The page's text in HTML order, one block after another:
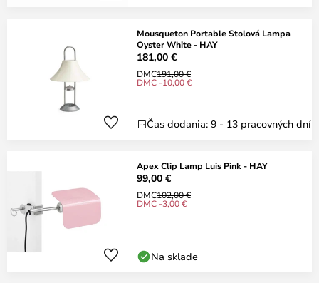
Mousqueton Portable Stolová Lampa
Oyster White - HAY
181,00 €
DMC191,00 €
DMC -10,00 €
Čas dodania: 9 - 13 pracovných dní
Apex Clip Lamp Luis Pink - HAY
99,00 €
DMC102,00 €
DMC -3,00 €
Na sklade